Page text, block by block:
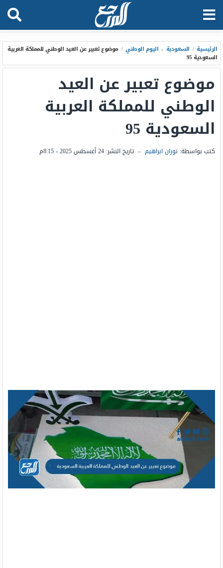
الرئيسية / السعودية ، اليوم الوطني / موضوع تعبير عن العيد الوطني للمملكة العربية
السعودية 95
موضوع تعبير عن العيد
الوطني للمملكة العربية
السعودية 95
كتب بواسطة: نوران ابراهيم – تاريخ النشر: 24 أغسطس 2025 - 8:15م